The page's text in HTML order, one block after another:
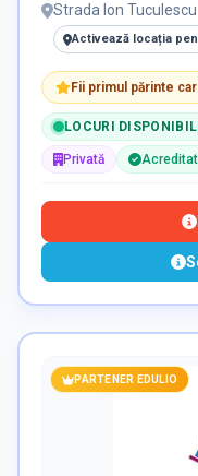
Strada Ion
Activează locația
Fii primul părinte
LOCURI
Privată
PARTENER EDULIO